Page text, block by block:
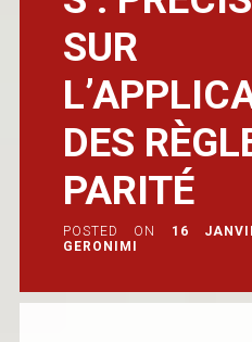
SUR
DES
PARITÉ
POSTED ON 16
GERONIMI